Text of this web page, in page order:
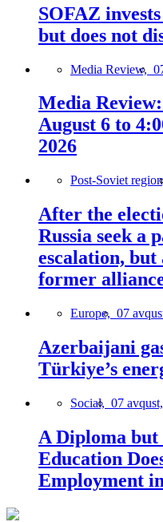
SOFAZ
but does not
Media Review,
Media
August 6 to
2026
Post-Soviet
After the
Russia seek a
escalation,
former
Europe, 07
Azerbaijani
Türkiye’s
Social, 07
A Diploma
Education
Employment